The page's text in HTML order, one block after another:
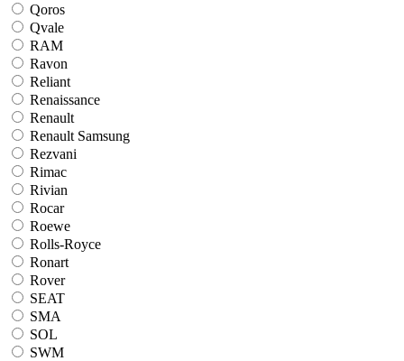
Qoros
Qvale
RAM
Ravon
Reliant
Renaissance
Renault
Renault Samsung
Rezvani
Rimac
Rivian
Rocar
Roewe
Rolls-Royce
Ronart
Rover
SEAT
SMA
SOL
SWM